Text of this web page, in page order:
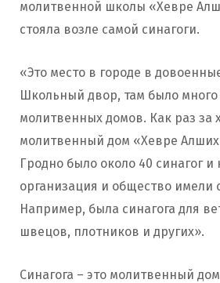
молитвенной школы «Хевре
стояла возле самой синагоги.
«Это место в городе в
Школьный двор, там было много
молитвенных домов. Как раз за
молитвенный дом «Хевре
Гродно было около 40 синагог
организация и общество
Например, была синагога для
швецов, плотников и других».
Синагога – это молитвенный